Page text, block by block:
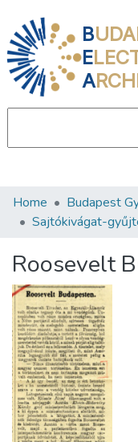
B
E
A
Communities &
Statistics
About us
Home Budapest
Sajtókivágat-
Roosevelt